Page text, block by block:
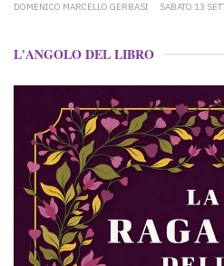
DOMENICO MARCELLO GERBASI SABATO 13
L'ANGOLO DEL LIBRO